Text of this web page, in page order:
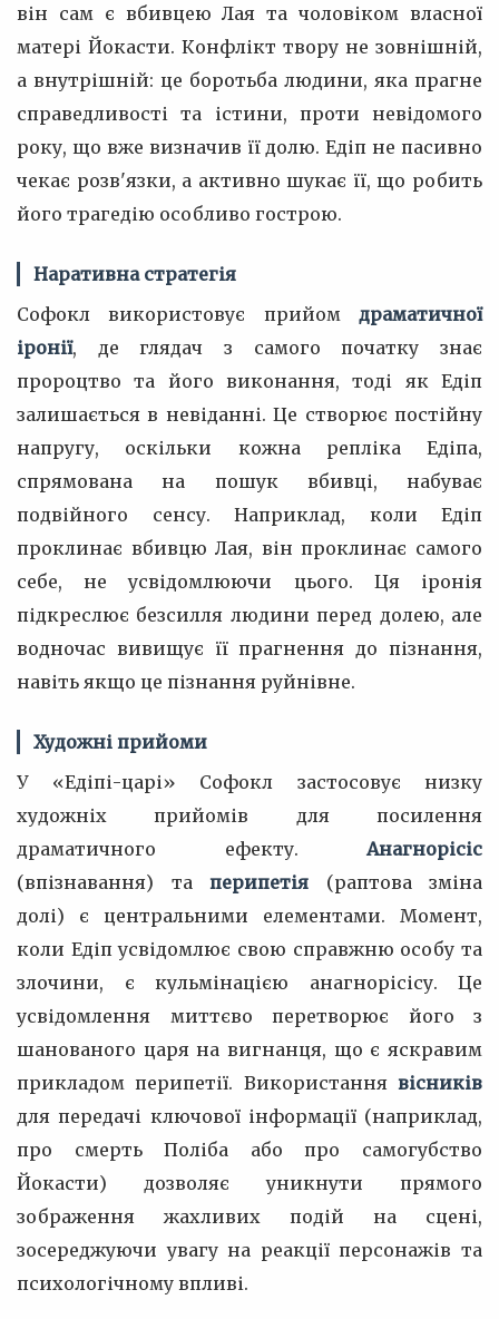
він сам є вбивцею Лая та чоловіком власної
матері Йокасти. Конфлікт твору не зовнішній,
а внутрішній: це боротьба людини, яка прагне
справедливості та істини, проти невідомого
року, що вже визначив її долю. Едіп не пасивно
чекає розв'язки, а активно шукає її, що робить
його трагедію особливо гострою.
Наративна стратегія
Софокл використовує прийом драматичної
іронії, де глядач з самого початку знає
пророцтво та його виконання, тоді як Едіп
залишається в невіданні. Це створює постійну
напругу, оскільки кожна репліка Едіпа,
спрямована на пошук вбивці, набуває
подвійного сенсу. Наприклад, коли Едіп
проклинає вбивцю Лая, він проклинає самого
себе, не усвідомлюючи цього. Ця іронія
підкреслює безсилля людини перед долею, але
водночас вивищує її прагнення до пізнання,
навіть якщо це пізнання руйнівне.
Художні прийоми
У «Едіпі-царі» Софокл застосовує низку
художніх прийомів для посилення
драматичного ефекту.Анагнорісіс
(впізнавання) та перипетія (раптова зміна
долі) є центральними елементами. Момент,
коли Едіп усвідомлює свою справжню особу та
злочини, є кульмінацією анагнорісісу. Це
усвідомлення миттєво перетворює його з
шанованого царя на вигнанця, що є яскравим
прикладом перипетії. Використання вісників
для передачі ключової інформації (наприклад,
про смерть Поліба або про самогубство
Йокасти) дозволяє уникнути прямого
зображення жахливих подій на сцені,
зосереджуючи увагу на реакції персонажів та
психологічному впливі.